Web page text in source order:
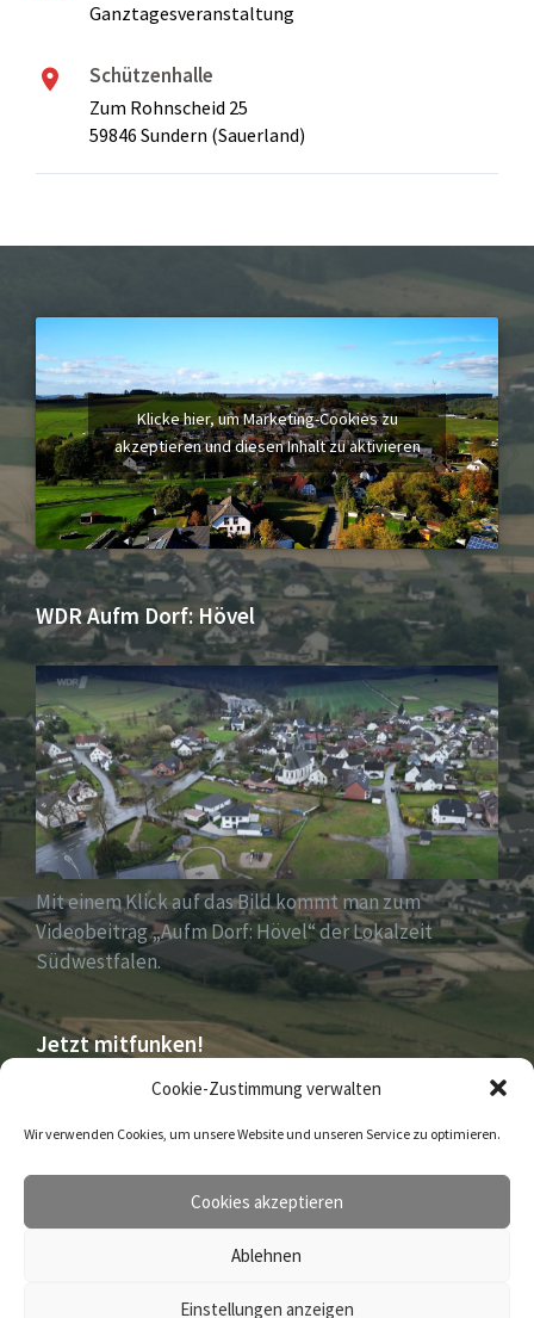
Cookie-Zustimmung verwalten
Wir verwenden Cookies, um unsere Website und unseren Service zu optimieren.
Cookies akzeptieren
Ablehnen
Einstellungen anzeigen
Ganztagesveranstaltung
Schützenhalle
Zum Rohnscheid 25
59846 Sundern (Sauerland)
Klicke hier, um Marketing-Cookies zu
akzeptieren und diesen Inhalt zu aktivieren
WDR Aufm Dorf: Hövel
Mit einem Klick auf das Bild kommt man zum
Videobeitrag „Aufm Dorf: Hövel“ der Lokalzeit
Südwestfalen.
Jetzt mitfunken!
Laufenden mit DorfFunk!
Jetzt laden für iOS & Android